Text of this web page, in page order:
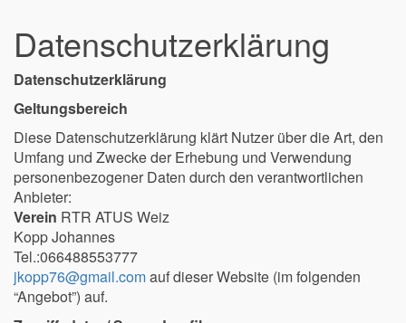
Datenschutzerklärung
Datenschutzerklärung
Geltungsbereich
Diese Datenschutzerklärung klärt Nutzer über die Art, den
Umfang und Zwecke der Erhebung und Verwendung
personenbezogener Daten durch den verantwortlichen
Anbieter:
Verein RTR ATUS Weiz
Kopp Johannes
Tel.:066488553777
jkopp76@gmail.comauf dieser Website (im folgenden
“Angebot”) auf.